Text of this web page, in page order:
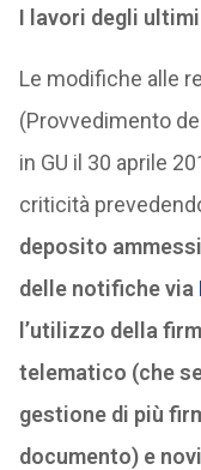
I lavori degli
Le modifiche alle
(Provvedimento
in GU il 30 aprile
criticità
deposito
delle notifiche via
l’utilizzo della
telematico (che
gestione di più
documento) e